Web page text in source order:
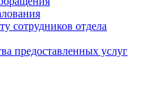
сотрудников отдела
предоставленных услуг